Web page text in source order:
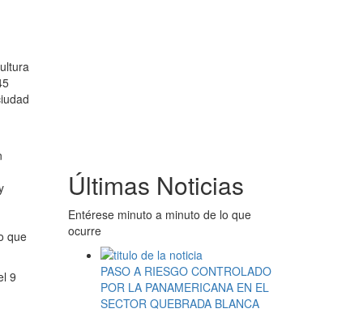
que
9
Últimas Noticias
Entérese minuto a minuto de lo que
ocurre
PASO A RIESGO CONTROLADO
POR LA PANAMERICANA EN EL
SECTOR QUEBRADA BLANCA